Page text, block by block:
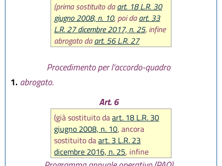
(prima sostituito daart. 18 L.R. 30
giugno 2008, n. 10, poi daart. 33
L.R. 27 dicembre 2017, n. 25, infine
abrogato daart. 56 L.R. 27
Procedimento per l'accordo-quadro
1. abrogato.
Art. 6
(già sostituito daart. 18 L.R. 30
giugno 2008, n. 10, ancora
sostituito daart. 3 L.R. 23
dicembre 2016, n. 25, infine
abrogato daart. 56 L.R. 27